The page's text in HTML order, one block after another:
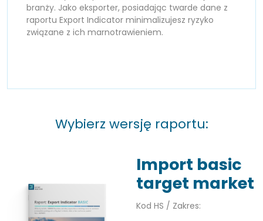
branży. Jako eksporter, posiadając twarde dane z
raportu Export Indicator minimalizujesz ryzyko
związane z ich marnotrawieniem.
Wybierz wersję raportu:
Import basic
target market
Kod HS / Zakres: